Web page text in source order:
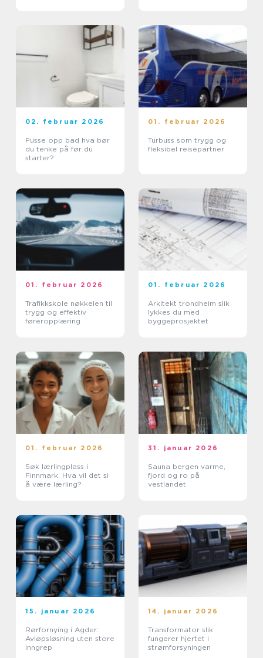
02. februar 2026
Pusse opp bad hva bør
du tenke på før du
starter?
01. februar 2026
Turbuss som trygg og
fleksibel reisepartner
01. februar 2026
Trafikkskole nøkkelen til
trygg og effektiv
føreropplæring
01. februar 2026
Arkitekt trondheim slik
lykkes du med
byggeprosjektet
01. februar 2026
Søk lærlingplass i
Finnmark: Hva vil det si
å være lærling?
31. januar 2026
Sauna bergen varme,
fjord og ro på
vestlandet
15. januar 2026
Rørfornying i Agder:
Avløpsløsning uten store
inngrep
14. januar 2026
Transformator slik
fungerer hjertet i
strømforsyningen